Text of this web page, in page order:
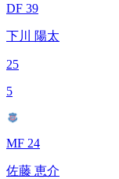
DF 39
下川 陽太
25
5
MF 24
佐藤 恵介